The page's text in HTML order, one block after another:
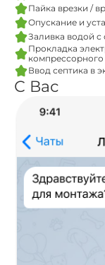
Пайка врезки /
Опускание и
Заливка водой
Прокладка
Ввод септика в
С Вас